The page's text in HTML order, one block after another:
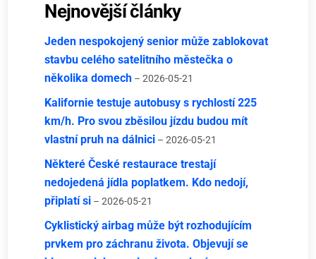
Nejnovější články
Jeden nespokojený senior může zablokovat
stavbu celého satelitního městečka o
několika domech – 2026-05-21
Kalifornie testuje autobusy s rychlostí 225
km/h. Pro svou zběsilou jízdu budou mít
vlastní pruh na dálnici – 2026-05-21
Některé České restaurace trestají
nedojedená jídla poplatkem. Kdo nedojí,
připlatí si – 2026-05-21
Cyklistický airbag může být rozhodujícím
prvkem pro záchranu života. Objevují se